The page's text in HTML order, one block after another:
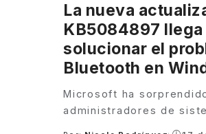
La nueva
KB5084897 llega
solucionar el
Bluetooth en
Microsoft ha
administradores de